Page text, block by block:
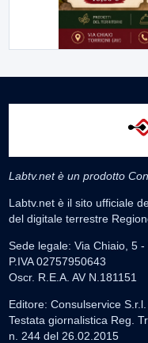
Labtv.net è un prodotto
Labtv.net è il sito ufficiale
del digitale terrestre
Sede legale: Via Chiaio, 5
P.IVA 02757950643
Oscr. R.E.A. AV N.181151
Editore: Consulservice S.r.l.
Testata giornalistica Reg.
n. 244 del 26.02.2015